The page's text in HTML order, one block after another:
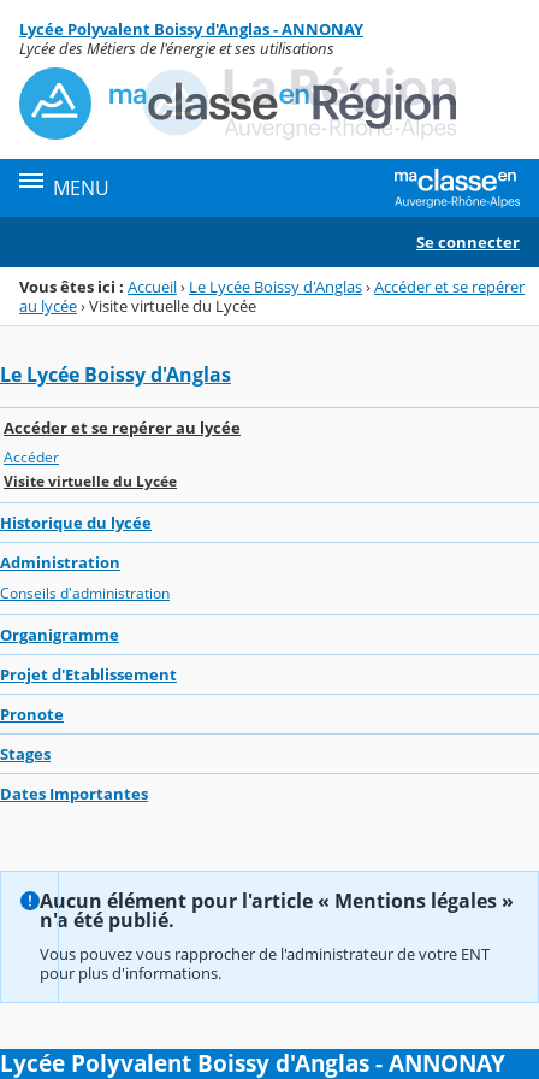
Menu de la rubrique
Contenu
Lycée Polyvalent Boissy d'Anglas - ANNONAY
Lycée des Métiers de l'énergie et ses utilisations
MENU
Se connecter
Vous êtes ici : Accueil› Le Lycée Boissy d'Anglas›Accéder et se repérer
au lycée›Visite virtuelle du Lycée
Le Lycée Boissy d'Anglas
Accéder et se repérer au lycée
Accéder
Visite virtuelle du Lycée
Historique du lycée
Administration
Conseils d'administration
Organigramme
Projet d'Etablissement
Pronote
Stages
Dates Importantes
Aucun élément pour l'article « Mentions légales »
n'a été publié.
Vous pouvez vous rapprocher de l'administrateur de votre ENT
pour plus d'informations.
Lycée Polyvalent Boissy d'Anglas - ANNONAY